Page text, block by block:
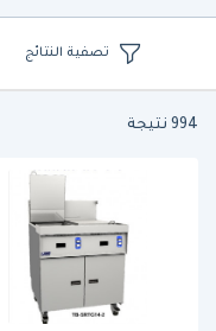
تصفية النتائج
994 نتيجة